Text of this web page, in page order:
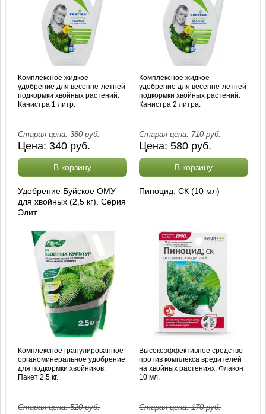
Комплексное жидкое
удобрение для весенне-летней
подкормки хвойных растений.
Канистра 1 литр.
Старая цена:380руб.
Цена:340 руб.
В корзину
Комплексное жидкое
удобрение для весенне-летней
подкормки хвойных растений.
Канистра 2 литра.
Старая цена:710руб.
Цена: 580 руб.
В корзину
Удобрение Буйское ОМУ
для хвойных (2,5 кг). Серия
Элит
Комплексное гранулированное
органоминеральное удобрение
для подкормки хвойников.
Пакет 2,5 кг.
Старая цена:520руб.
Пиноцид, СК (10 мл)
Высокоэффективное средство
против комплекса вредителей
на хвойных растениях. Флакон
10 мл.
Старая цена:170руб.